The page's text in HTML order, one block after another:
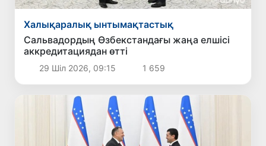
Халықаралық ынтымақтастық
Сальвадордың Өзбекстандағы жаңа елшісі
аккредитациядан өтті
29 Шіл 2026, 09:15 1 659